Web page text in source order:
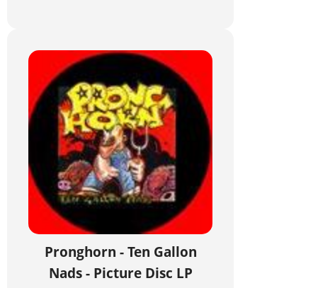
Pronghorn - Ten Gallon
Nads - Picture Disc LP